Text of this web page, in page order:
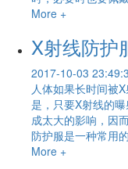
More +
X射线防护
2017-10-03
人体如果长时间被
是，只要X射线的
成太大的影响，因
防护服是一种常用
More +